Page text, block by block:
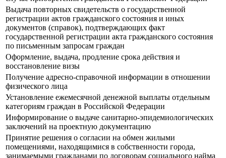
Выдача повторных свидетельств о государственной
регистрации актов гражданского состояния и иных
документов (справок), подтверждающих факт
государственной регистрации акта гражданского состояния
по письменным запросам граждан
Оформление, выдача, продление срока действия и
восстановление визы
Получение адресно-справочной информации в отношении
физического лица
Установление ежемесячной денежной выплаты отдельным
категориям граждан в Российской Федерации
Информирование о выдаче санитарно-эпидемиологических
заключений на проектную документацию
Принятие решения о согласии на обмен жилыми
помещениями, находящимися в собственности города,
занимаемыми гражданами по договорам социального найма